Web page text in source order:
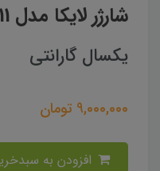
شارژر لایکا مدل GKL311
یکسال گارانتی
9,000,000 تومان